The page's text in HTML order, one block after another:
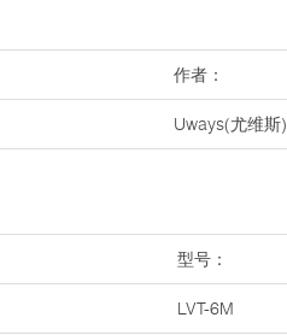
作者：
Uways(尤维斯)
型号：
LVT-6M